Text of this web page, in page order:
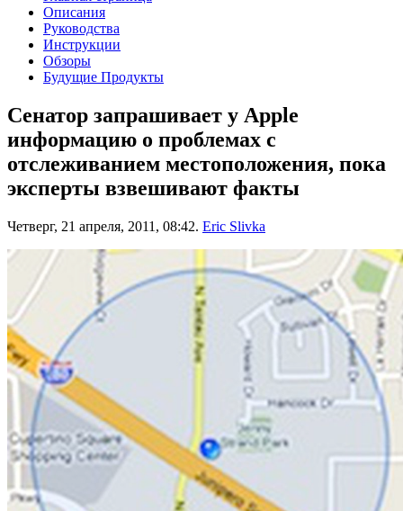
Описания
Руководства
Инструкции
Обзоры
Будущие Продукты
Сенатор запрашивает у Apple
информацию о проблемах с
отслеживанием местоположения, пока
эксперты взвешивают факты
Четверг, 21 апреля, 2011, 08:42. Eric Slivka